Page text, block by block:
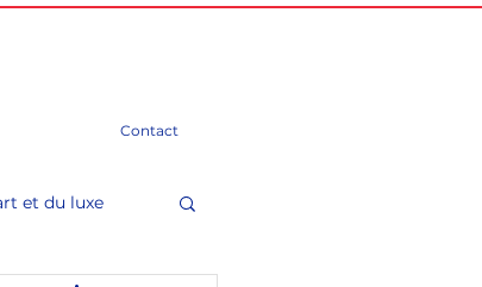
Contact
et du luxe